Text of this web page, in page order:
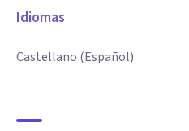
Idiomas
Castellano (Español)